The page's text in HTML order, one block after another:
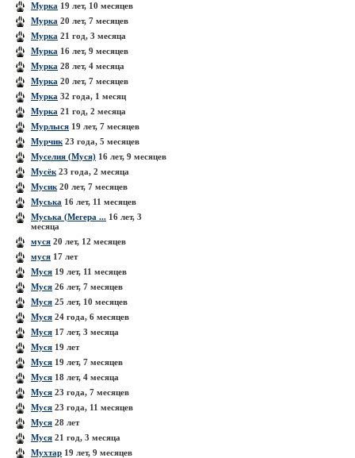
Мурка 19 лет, 10 месяцев
Мурка 20 лет, 7 месяцев
Мурка 21 год, 3 месяца
Мурка 16 лет, 9 месяцев
Мурка 28 лет, 4 месяца
Мурка 20 лет, 7 месяцев
Мурка 32 года, 1 месяц
Мурка 21 год, 2 месяца
Мурлыся 19 лет, 7 месяцев
Мурчик 23 года, 5 месяцев
Муселия (Муся) 16 лет, 9 месяцев
Мусёк 23 года, 2 месяца
Мусик 20 лет, 7 месяцев
Муська 16 лет, 11 месяцев
Муська (Мегера ... 16 лет, 3
месяца
муся 20 лет, 12 месяцев
муся 17 лет
Муся 19 лет, 11 месяцев
Муся 26 лет, 7 месяцев
Муся 25 лет, 10 месяцев
Муся 24 года, 6 месяцев
Муся 17 лет, 3 месяца
Муся 19 лет
Муся 19 лет, 7 месяцев
Муся 18 лет, 4 месяца
Муся 23 года, 7 месяцев
Муся 23 года, 11 месяцев
Муся 28 лет
Муся 21 год, 3 месяца
Мухтар 19 лет, 9 месяцев